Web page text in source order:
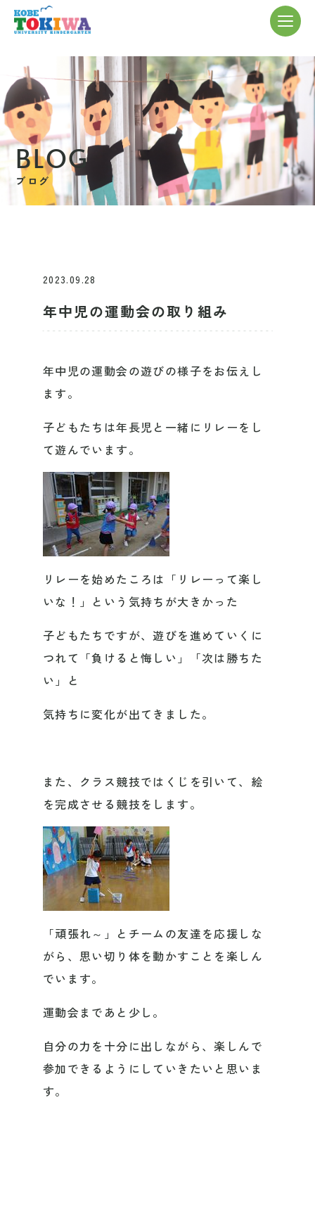
BLOG
ブログ
2023.09.28
年中児の運動会の取り組み
年中児の運動会の遊びの様子をお伝えし
ます。
子どもたちは年長児と一緒にリレーをし
て遊んでいます。
リレーを始めたころは「リレーって楽し
いな！」という気持ちが大きかった
子どもたちですが、遊びを進めていくに
つれて「負けると悔しい」「次は勝ちた
い」と
気持ちに変化が出てきました。
また、クラス競技ではくじを引いて、絵
を完成させる競技をします。
「頑張れ～」とチームの友達を応援しな
がら、思い切り体を動かすことを楽しん
でいます。
運動会まであと少し。
自分の力を十分に出しながら、楽しんで
参加できるようにしていきたいと思いま
す。